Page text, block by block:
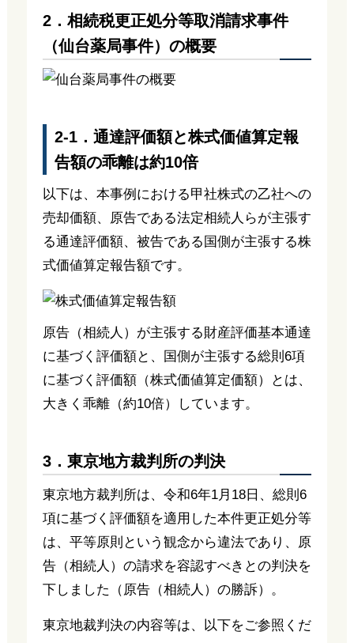
2．相続税更正処分等取消請求事件
（仙台薬局事件）の概要
2-1．通達評価額と株式価値算定報
告額の乖離は約10倍
以下は、本事例における甲社株式の乙社への
売却価額、原告である法定相続人らが主張す
る通達評価額、被告である国側が主張する株
式価値算定報告額です。
原告（相続人）が主張する財産評価基本通達
に基づく評価額と、国側が主張する総則6項
に基づく評価額（株式価値算定価額）とは、
大きく乖離（約10倍）しています。
3．東京地方裁判所の判決
東京地方裁判所は、令和6年1月18日、総則6
項に基づく評価額を適用した本件更正処分等
は、平等原則という観念から違法であり、原
告（相続人）の請求を容認すべきとの判決を
下しました（原告（相続人）の勝訴）。
東京地裁判決の内容等は、以下をご参照くだ